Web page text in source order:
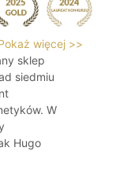
więcej >>
sklep
siedmiu
W
Hugo